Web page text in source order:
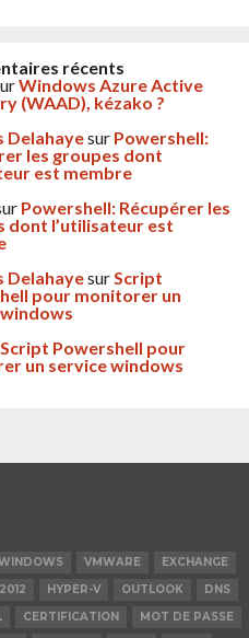
récents
Windows Azure Active
(WAAD), kézako ?
Delahayesur Powershell:
les groupes dont
est membre
Powershell: Récupérer les
dont l’utilisateur est
DelahayesurScript
pour monitorer un
Script Powershell pour
un service windows
VMWARE
EXCHANGE
2012 HYPER-V OUTLOOK
DNS
CERTIFICATION
MOT DE PASSE